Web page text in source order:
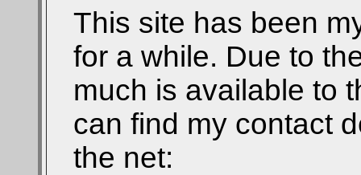
This site has been
for a while. Due to
much is available to
can find my contact
the net: